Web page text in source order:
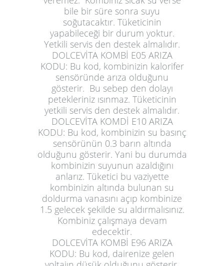
bile bir süre sonra suyu
soğutacaktır. Tüketicinin
yapabileceği bir durum yoktur.
Yetkili servis den destek almalıdır.
DOLCEVİTA KOMBİ E05 ARIZA
KODU: Bu kod, kombinizin kalorifer
sensöründe arıza olduğunu
gösterir. Bu sebep den dolayı
petekleriniz ısınmaz. Tüketicinin
yetkili servis den destek almalıdır.
DOLCEVİTA KOMDİ E10 ARIZA
KODU: Bu kod, kombinizin su basınç
sensörünün 0.3 barın altında
olduğunu gösterir. Yani bu durumda
kombinizin suyunun azaldığını
anlarız. Tüketici bu vaziyette
kombinizin altında bulunan su
doldurma vanasını açıp kombinize
1.5 gelecek şekilde su aldırmalısınız.
Kombiniz çalışmaya devam
edecektir.
DOLCEVİTA KOMBİ E96 ARIZA
KODU: Bu kod, dairenize gelen